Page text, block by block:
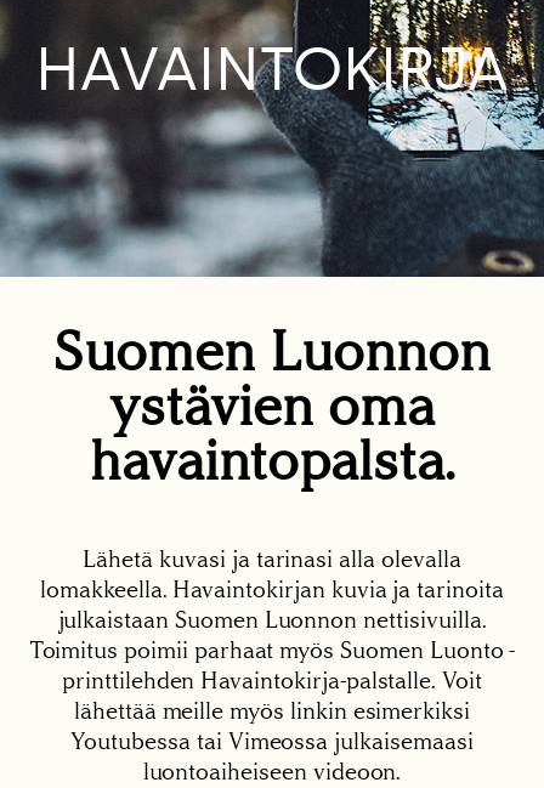
HAVAINTOKIRJA
Suomen Luonnon
ystävien oma
havaintopalsta.
Lähetä kuvasi ja tarinasi alla olevalla
lomakkeella. Havaintokirjan kuvia ja tarinoita
julkaistaan Suomen Luonnon nettisivuilla.
Toimitus poimii parhaat myös Suomen Luonto -
printtilehden Havaintokirja-palstalle. Voit
lähettää meille myös linkin esimerkiksi
Youtubessa tai Vimeossa julkaisemaasi
luontoaiheiseen videoon.